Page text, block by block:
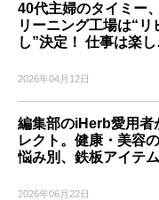
40代主婦のタイミー
リーニング工場は“リ
し”決定！ 仕事は楽
2026年04月12日
編集部のiHerb愛用者
レクト。健康・美容
悩み別、鉄板アイテ
2026年06月22日